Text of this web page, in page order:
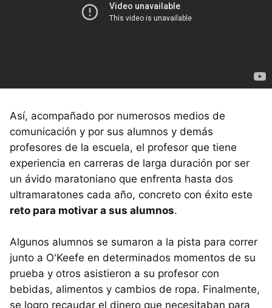
Así, acompañado por numerosos medios de
comunicación y por sus alumnos y demás
profesores de la escuela, el profesor que tiene
experiencia en carreras de larga duración por ser
un ávido maratoniano que enfrenta hasta dos
ultramaratones cada año, concreto con éxito este
reto para motivar a sus alumnos.
Algunos alumnos se sumaron a la pista para correr
junto a O'Keefe en determinados momentos de su
prueba y otros asistieron a su profesor con
bebidas, alimentos y cambios de ropa. Finalmente,
se logro recaudar el dinero que necesitaban para